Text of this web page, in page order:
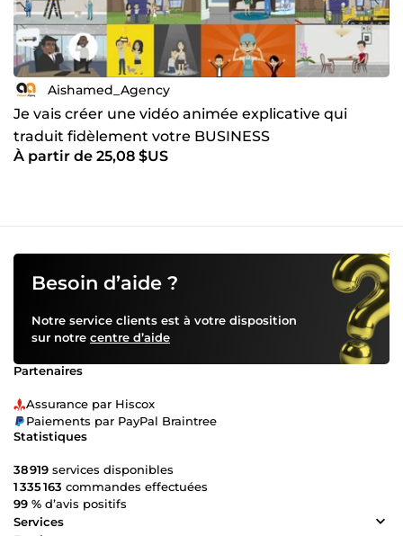
Aishamed_Agency
Je vais créer une vidéo animée explicative qui
traduit fidèlement votre BUSINESS
À partir de 25,08 $US
Besoin d’aide ?
Notre service clients est à votre disposition
sur notre centre d’aide
Partenaires
Assurance par Hiscox
Paiements par PayPal Braintree
Statistiques
38 919 services disponibles
1 335 163 commandes effectuées
99 % d’avis positifs
Services